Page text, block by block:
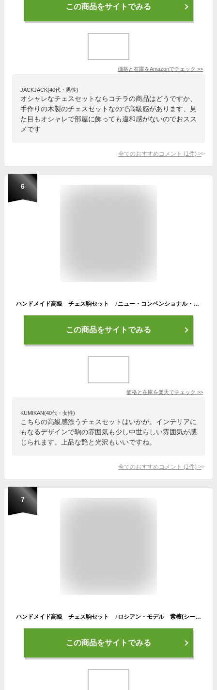
この商品をサイトでみる
価格と在庫をAmazonでチェック >>
JACKJACK(40代・男性)
オシャレなチェスセットならコチラの商品はどうですか、
手作りの木製のチェスセットなので高級感があります、見
た目もオシャレで部屋に飾っても違和感がないのでおスス
メです
全てのおすすめコメント (1 件) >
6
ハンドメイド高級 チェス駒セット ♪ニュー・コンベンショナル・デザイン 柘植・エボナイズド♪ キング9センチ
この商品をサイトでみる
価格と在庫を楽天でチェック >>
KUMIKAN(40代・女性)
こちらの高級感漂うチェスセットはいかが。インテリアに
もなるデザインで駒の雰囲気も少し中世らしい雰囲気が感
じられます。上品な艶と光沢もいいですね。
全てのおすすめコメント (1 件) >
7
ハンドメイド高級 チェス駒セット ♪ロシアン・モデル 紫檀(シーシャム)・柘植♪ キング3.75インチ
この商品をサイトでみる